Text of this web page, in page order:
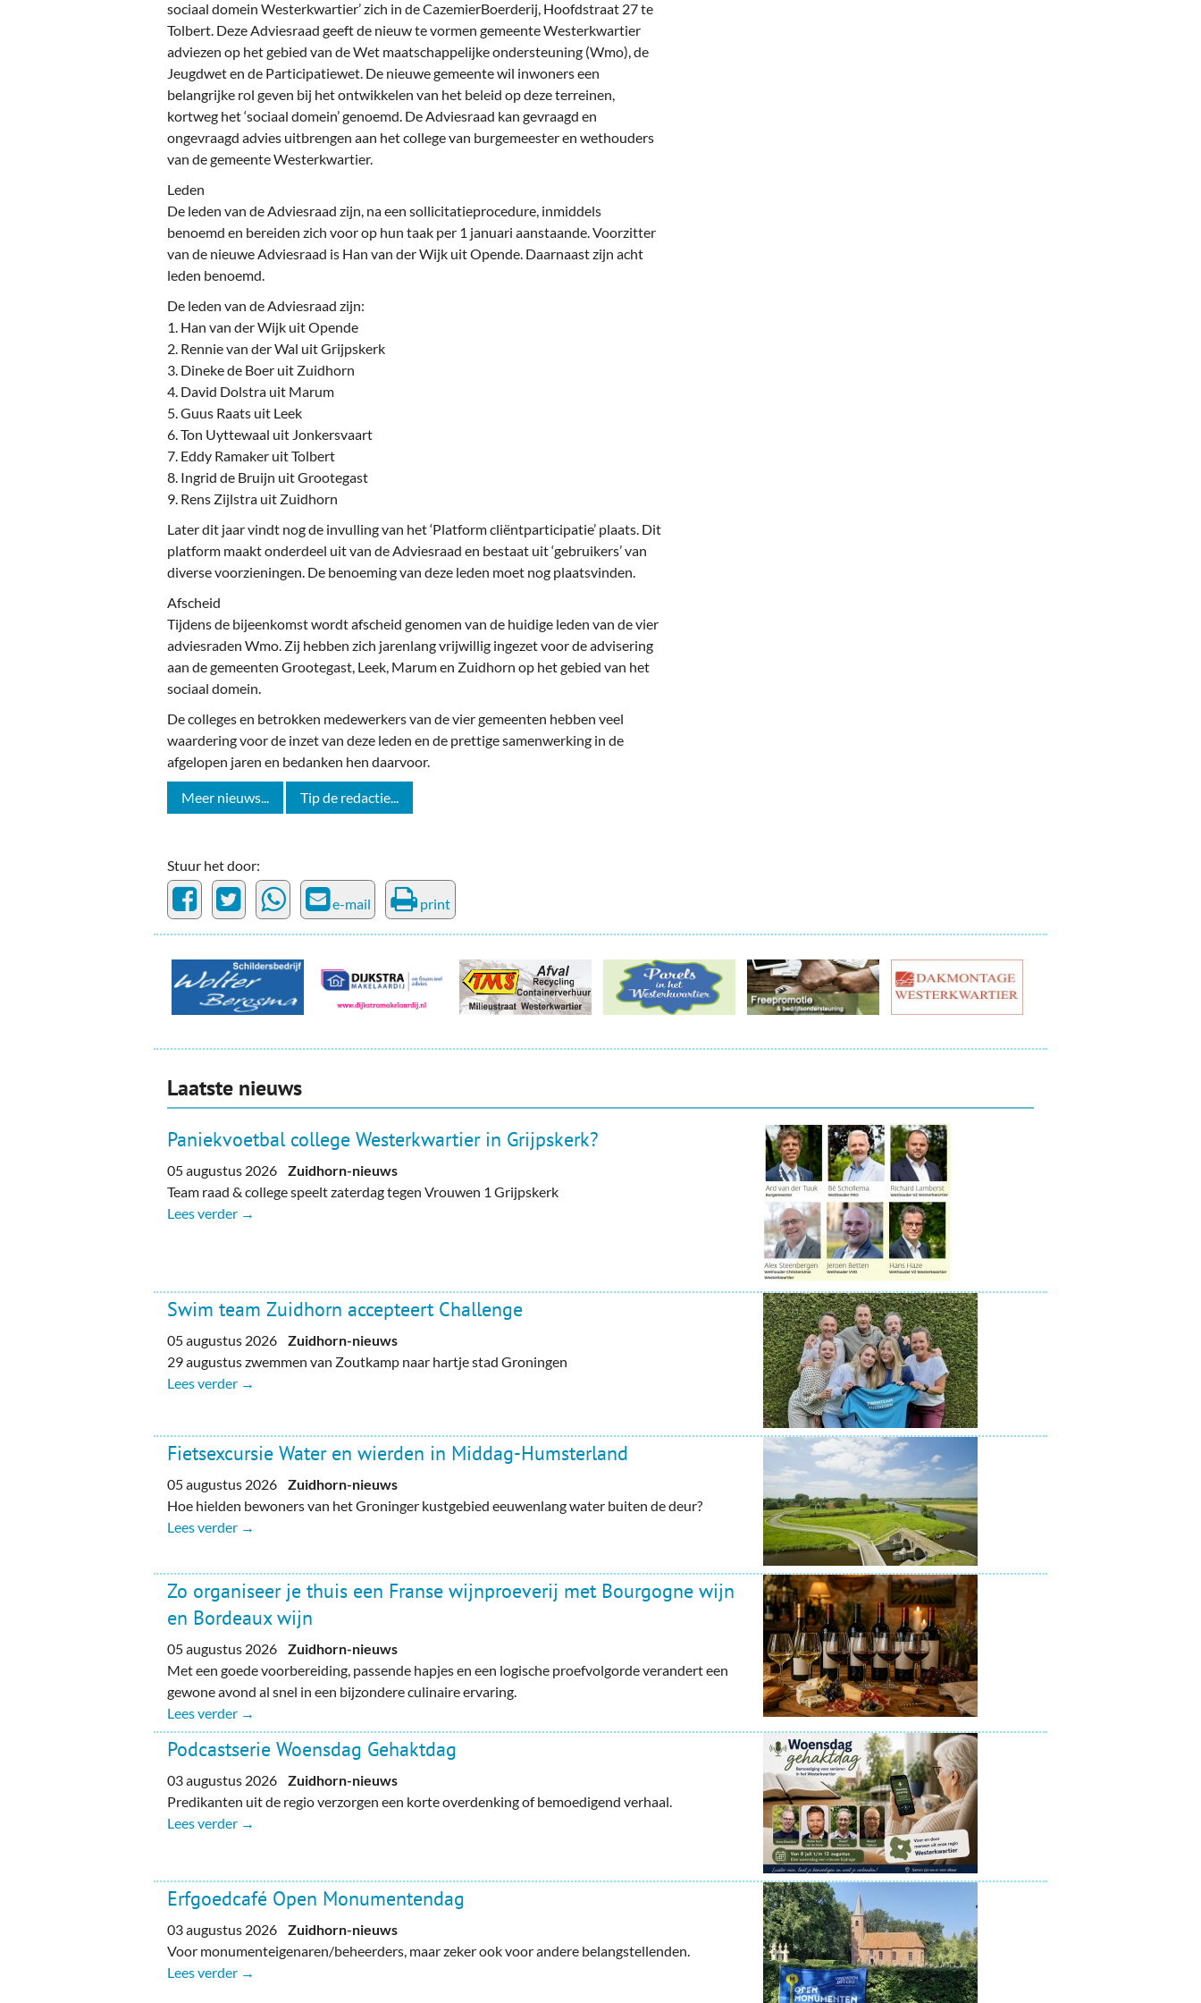
Politieke Partijen
Zuidhorners
On-line bestellen in Zuidhorn
Financiën, Makelaars & Hypotheken
Diensten, Gemak & Zakelijk
Bedrijventerreinen
Bedrijven in de Regio Zuidhorn
sociaal domein Westerkwartier’ zich in de CazemierBoerderij, Hoofdstraat 27 te
Tolbert. Deze Adviesraad geeft de nieuw te vormen gemeente Westerkwartier
adviezen op het gebied van de Wet maatschappelijke ondersteuning (Wmo), de
Jeugdwet en de Participatiewet. De nieuwe gemeente wil inwoners een
belangrijke rol geven bij het ontwikkelen van het beleid op deze terreinen,
kortweg het ‘sociaal domein’ genoemd. De Adviesraad kan gevraagd en
ongevraagd advies uitbrengen aan het college van burgemeester en wethouders
van de gemeente Westerkwartier.
Leden
De leden van de Adviesraad zijn, na een sollicitatieprocedure, inmiddels
benoemd en bereiden zich voor op hun taak per 1 januari aanstaande. Voorzitter
van de nieuwe Adviesraad is Han van der Wijk uit Opende. Daarnaast zijn acht
leden benoemd.
De leden van de Adviesraad zijn:
1. Han van der Wijk uit Opende
2. Rennie van der Wal uit Grijpskerk
3. Dineke de Boer uit Zuidhorn
4. David Dolstra uit Marum
5. Guus Raats uit Leek
6. Ton Uyttewaal uit Jonkersvaart
7. Eddy Ramaker uit Tolbert
8. Ingrid de Bruijn uit Grootegast
9. Rens Zijlstra uit Zuidhorn
Later dit jaar vindt nog de invulling van het ‘Platform cliëntparticipatie’ plaats. Dit
platform maakt onderdeel uit van de Adviesraad en bestaat uit ‘gebruikers’ van
diverse voorzieningen. De benoeming van deze leden moet nog plaatsvinden.
Afscheid
Tijdens de bijeenkomst wordt afscheid genomen van de huidige leden van de vier
adviesraden Wmo. Zij hebben zich jarenlang vrijwillig ingezet voor de advisering
aan de gemeenten Grootegast, Leek, Marum en Zuidhorn op het gebied van het
sociaal domein.
De colleges en betrokken medewerkers van de vier gemeenten hebben veel
waardering voor de inzet van deze leden en de prettige samenwerking in de
afgelopen jaren en bedanken hen daarvoor.
Meer nieuws... Tip de redactie...
Stuur het door:
e-mail print
Laatste nieuws
Paniekvoetbal college Westerkwartier in Grijpskerk?
05 augustus 2026Zuidhorn-nieuws
Team raad & college speelt zaterdag tegen Vrouwen 1 Grijpskerk
Lees verder →
Swim team Zuidhorn accepteert Challenge
05 augustus 2026Zuidhorn-nieuws
29 augustus zwemmen van Zoutkamp naar hartje stad Groningen
Lees verder →
Fietsexcursie Water en wierden in Middag-Humsterland
05 augustus 2026Zuidhorn-nieuws
Hoe hielden bewoners van het Groninger kustgebied eeuwenlang water buiten de deur?
Lees verder →
Zo organiseer je thuis een Franse wijnproeverij met Bourgogne wijn
en Bordeaux wijn
05 augustus 2026Zuidhorn-nieuws
Met een goede voorbereiding, passende hapjes en een logische proefvolgorde verandert een
gewone avond al snel in een bijzondere culinaire ervaring.
Lees verder →
Podcastserie Woensdag Gehaktdag
03 augustus 2026Zuidhorn-nieuws
Predikanten uit de regio verzorgen een korte overdenking of bemoedigend verhaal.
Lees verder →
Erfgoedcafé Open Monumentendag
03 augustus 2026Zuidhorn-nieuws
Voor monumenteigenaren/beheerders, maar zeker ook voor andere belangstellenden.
Lees verder →